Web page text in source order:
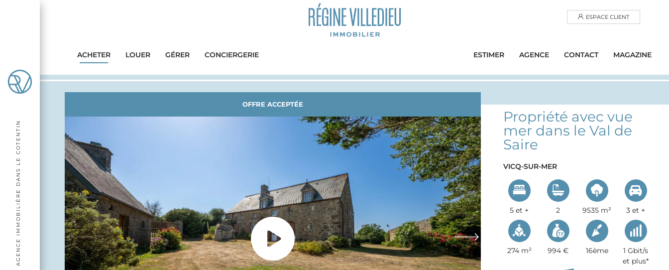
ESPACE CLIENT
ACHETER LOUER GÉRER CONCIERGERIE ESTIMER AGENCE CONTACT MAGAZINE
AGENCE IMMOBILIÈRE DANS LE COTENTIN
OFFRE ACCEPTÉE
Propriété avec vue
mer dans le Val de
Saire
VICQ-SUR-MER
5 et + 2 9535 m² 3 et +
274 m² 994 € 16ème
1 Gbit/s
et plus*